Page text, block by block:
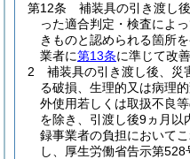
第12条
補装具の引き渡し
った適合判定・検査によ
きものと認められる箇所
業者に第13条に準じて改
2
補装具の引き渡し後、災
る破損、生理的又は病理
外使用若しくは取扱不良
を除き、引渡し後9ヵ月以
録事業者の負担において
し、厚生労働省告示第528